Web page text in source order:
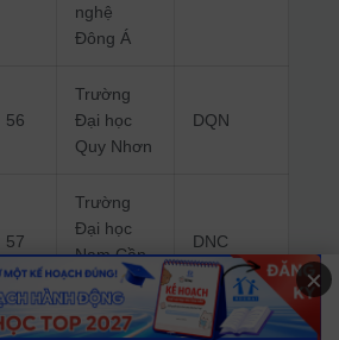
nghệ
Đông Á
56
Trường
Đại học
Quy Nhơn
DQN
57
Trường
Đại học
Nam Cần
Thơ
DNC
Trường
×